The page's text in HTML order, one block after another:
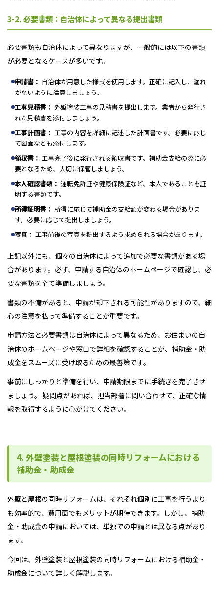
3-2. 必要書類：自治体によって異なる提出書類
必要書類も自治体によって異なりますが、一般的には以下の書類
が必要となるケースが多いです。
申請書： 自治体が用意した様式を使用します。正確に記入し、漏れ
がないように注意しましょう。
工事見積書： 外壁塗装工事の見積書を提出します。業者から発行さ
れた見積書を添付しましょう。
工事計画書： 工事の内容を詳細に記述した計画書です。必要に応じ
て図面なども添付します。
領収書： 工事完了後に発行される領収書です。補助金支給の際に必
要となるため、大切に保管しましょう。
本人確認書類： 運転免許証や健康保険証など、本人であることを証
明する書類です。
所得証明書： 所得に応じて補助金の支給額が変わる場合がありま
す。必要に応じて提出しましょう。
写真： 工事前後の写真を提出するよう求められる場合があります。
上記以外にも、個々の自治体によって追加で必要な書類がある場
合があります。必ず、申請する自治体のホームページで確認し、必
要な書類を全て準備しましょう。
書類の不備があると、申請が却下される可能性がありますので、細
心の注意を払って準備することが重要です。
申請方法と必要書類は自治体によって異なるため、お住まいの自
治体のホームページや窓口で詳細を確認することが、補助金・助
成金をスムーズに受け取るための最善策です。
事前にしっかりと準備を行い、申請期限までに手続きを完了させ
ましょう。 疑問点があれば、担当部署に問い合わせて、正確な情
報を取得するように心がけてください。
4. 外壁塗装と屋根塗装の同時リフォームにおける
補助金・助成金
外壁と屋根の同時リフォームは、それぞれ個別に工事を行うより
も効率的で、費用面でもメリットが期待できます。しかし、補助
金・助成金の申請においては、単独での申請とは異なる点があり
ます。
今回は、外壁塗装と屋根塗装の同時リフォームにおける補助金・
助成金について詳しく解説します。